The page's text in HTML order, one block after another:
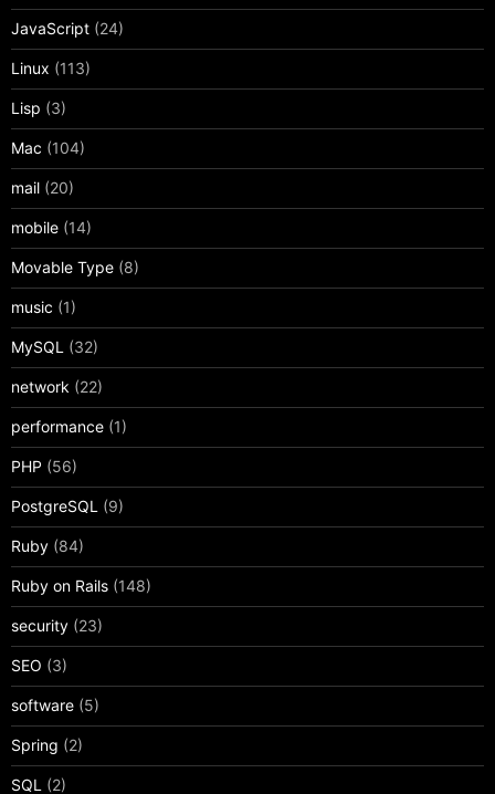
JavaScript (24)
Linux (113)
Lisp (3)
Mac (104)
mail (20)
mobile (14)
Movable Type (8)
music (1)
MySQL (32)
network (22)
performance (1)
PHP (56)
PostgreSQL (9)
Ruby (84)
Ruby on Rails (148)
security (23)
SEO (3)
software (5)
Spring (2)
SQL (2)